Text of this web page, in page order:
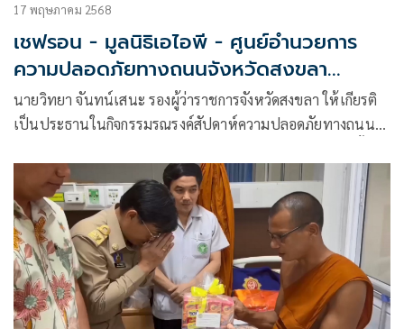
17 พฤษภาคม 2568
เชฟรอน - มูลนิธิเอไอพี - ศูนย์อำนวยการ
ความปลอดภัยทางถนนจังหวัดสงขลา
รณรงค์เดินเท้าปลอดภัย ในสัปดาห์ความ
ปลอดภัยทางถนนแห่งสหประชาชาติ
นายวิทยา จันทน์เสนะ รองผู้ว่าราชการจังหวัดสงขลา ให้เกียรติ
เป็นประธานในกิจกรรมรณรงค์สัปดาห์ความปลอดภัยทางถนน
8 ที่จัดขึ้นโดยโครงการ “เดินทางปลอดภัยไปโรงเรียน”
(Chevron Street Wise) ที่เป็นความร่วมมือของ บริษัท เชฟรอน
ประเทศไทยสำรวจและผลิต จำกัด มูลนิธิป้องกันอุบัติภัยแห่ง
เอเชีย (AIP) และศูนย์อำนวยการความปลอดภัยทางถนนจังหวัด
สงขลา โดยภายในงาน ได้ผนึกความร่วมมือจากหลากหลายภาค
ส่วน ทั้งภาครัฐ เอกชน ประชาสังคม ตลอดจนนักศึกษาและผู้
แทนจากมหาวิทยาลัยเทคโนโลยีราชมงคลศรีวิชัย พร้อมคณะครู